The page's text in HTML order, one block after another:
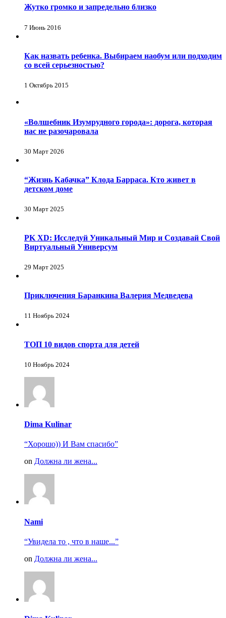
Жутко громко и запредельно близко
7 Июнь 2016
Как назвать ребенка. Выбираем наобум или подходим
со всей серьезностью?
1 Октябрь 2015
«Волшебник Изумрудного города»: дорога, которая
нас не разочаровала
30 Март 2026
“Жизнь Кабачка” Клода Барраса. Кто живет в
детском доме
30 Март 2025
PK XD: Исследуй Уникальный Мир и Создавай Свой
Виртуальный Универсум
29 Март 2025
Приключения Баранкина Валерия Медведева
11 Ноябрь 2024
ТОП 10 видов спорта для детей
10 Ноябрь 2024
Dima Kulinar
“Хорошо)) И Вам спасибо”
on Должна ли жена...
Nami
“Увидела то , что в наше...”
on Должна ли жена...